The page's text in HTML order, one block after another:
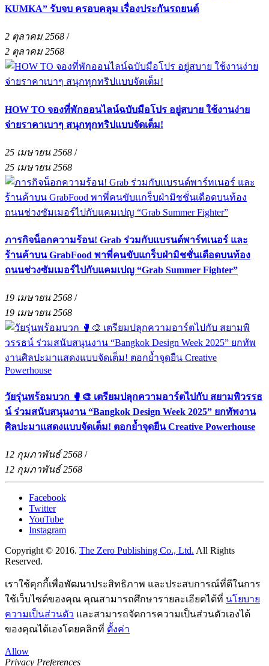
KUMKA” รับจบ ครอบคลุม เรื่องประกันรถยนต์
2 ตุลาคม 2568 /
2 ตุลาคม 2568
HOW TO จองที่พักออนไลน์ฉบับมือโปร อยู่สบาย ใช้งานง่าย
จ่ายราคาเบาๆ สนุกทุกทริปแบบจัดเต็ม!
25 เมษายน 2568 /
25 เมษายน 2568
ภารกิจน็อกความร้อน! Grab ร่วมกับแบรนด์พาร์ทเนอร์ และ
ร้านค้าบน GrabFood พาพี่คนขับแกร็บฝ่ามิชชั่นเดือดบนท้อง
ถนนช่วงซัมเมอร์ไปกับแคมเปญ “Grab Summer Fighter”
19 เมษายน 2568 /
19 เมษายน 2568
วัยรุ่นพร้อมบวก 🥊🎨 เตรียมปลุกความอาร์ตไปกับ สยามพิวรรธ
น์ ร่วมสนับสนุนงาน “Bangkok Design Week 2025” ยกทัพงาน
ศิลปะมาแสดงแบบจัดเต็ม! ตอกย้ำจุดยืน Creative Powerhouse
12 กุมภาพันธ์ 2568 /
12 กุมภาพันธ์ 2568
Facebook
Twitter
YouTube
Instagram
Copyright © 2016. The Zero Publishing Co., Ltd. All Rights
Reserved.
เราใช้คุกกี้เพื่อพัฒนาประสิทธิภาพ และประสบการณ์ที่ดีในการ
ใช้เว็บไซต์ของคุณ คุณสามารถศึกษารายละเอียดได้ที่ นโยบาย
ความเป็นส่วนตัว และสามารถจัดการความเป็นส่วนตัวเองได้
ของคุณได้เองโดยคลิกที่ ตั้งค่า
Allow
Privacy Preferences